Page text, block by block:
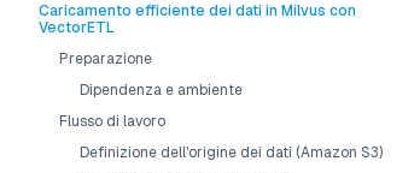
Caricamento efficiente dei dati in Milvus con
VectorETL
Preparazione
Dipendenza e ambiente
Flusso di lavoro
Definizione dell'origine dei dati (Amazon S3)